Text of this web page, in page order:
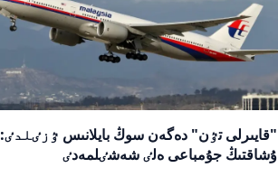
"قايىرلى تٷن" دەگەن سوڭ بايلانىس ٷزٸلدٸ:
ۇشاقتىڭ جۇمباعى ەلٸ شەشٸلمەدٸ